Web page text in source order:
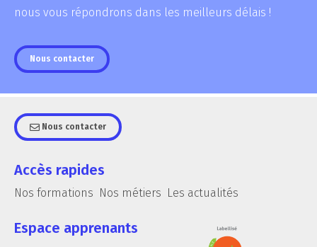
nous vous répondrons dans les meilleurs délais !
Nous contacter
Nous contacter
Accès rapides
Nos formations Nos métiers Les actualités
Espace apprenants